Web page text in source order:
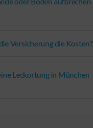
Versicherung die Kosten?
Leckortung in München